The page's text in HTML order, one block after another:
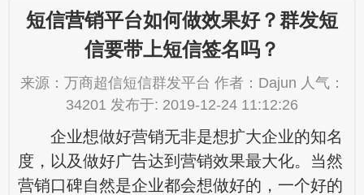
短信营销平台如何做效果好？群发短
信要带上短信签名吗？
来源：万商超信短信群发平台 作者：Dajun 人气：
34201 发布于: 2019-12-24 11:12:26
企业想做好营销无非是想扩大企业的知名
度，以及做好广告达到营销效果最大化。当然
营销口碑自然是企业都会想做好的，一个好的